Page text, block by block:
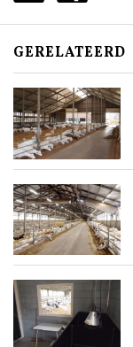
GERELATEERD